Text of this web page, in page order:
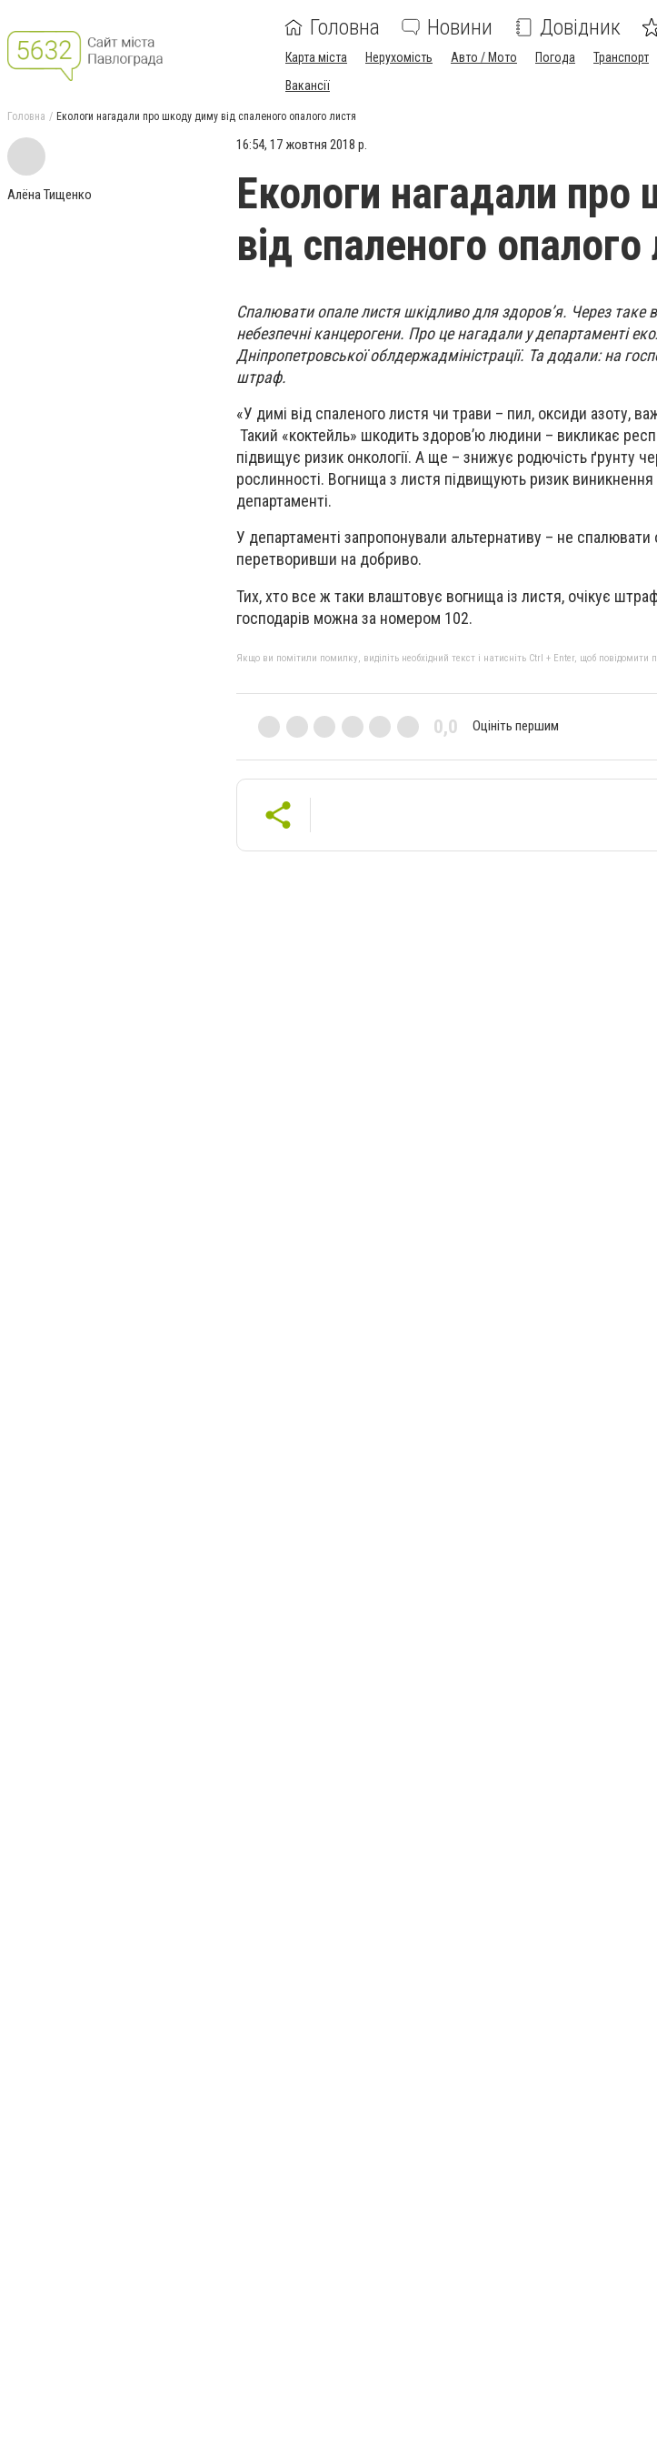
Головна Новини Довідник
Карта міста Нерухомість Авто / Мото Погода Транспорт
Вакансії
Головна Екологи нагадали про шкоду диму від спаленого опалого листя
Алёна Тищенко
16:54, 17 жовтня 2018 р.
Екологи нагадали
від спаленого опалого
Спалювати опале листя шкідливо для здоров’я. Через таке
небезпечні канцерогени. Про це нагадали у департаменті
Дніпропетровської облдержадміністрації. Та додали: на
штраф.
«У димі від спаленого листя чи трави – пил, оксиди азоту,
Такий «коктейль» шкодить здоров’ю людини – викликає
підвищує ризик онкології. А ще – знижує родючість ґрунту
рослинності. Вогнища з листя підвищують ризик
департаменті.
У департаменті запропонували альтернативу – не
перетворивши на добриво.
Тих, хто все ж таки влаштовує вогнища із листя, очікує
господарів можна за номером 102.
Якщо ви помітили помилку, виділіть необхідний текст і натисніть Ctrl + Enter, щоб повідомити
0,0 Оцініть першим